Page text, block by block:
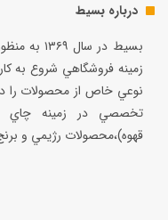
درباره بسیط
بسيط در
زمينه فروشگاهي شروع به
نوعي خاص از محصولات را
تخصصي در زمينه چاي
قهوه)،محصولات رژيمي و